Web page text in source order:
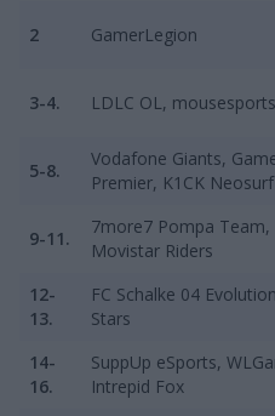
2 GamerLegion
3-4. LDLC OL, mousesports
5-8.
Vodafone Giants,
Premier, K1CK Neosurf
9-11.
7more7 Pompa Team,
Movistar Riders
12-
13.
FC Schalke 04
Stars
14-
16.
SuppUp eSports,
Intrepid Fox